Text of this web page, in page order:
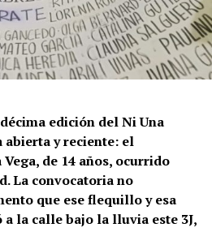
edición del Ni Una
abierta y reciente: el
de 14 años, ocurrido
La convocatoria no
que ese flequillo y esa
la calle bajo la lluvia este 3J,